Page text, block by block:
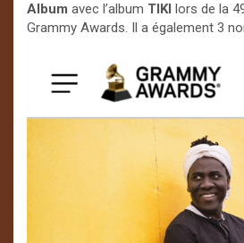
Album avec l’album TIKI lors de la
Grammy Awards. Il a également 3